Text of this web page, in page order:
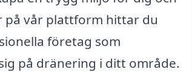
på vår plattform hittar du
företag som
på dränering i ditt område.